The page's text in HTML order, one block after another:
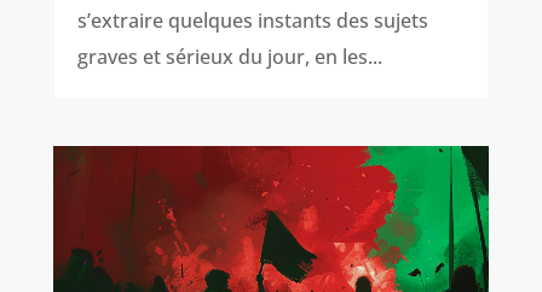
s’extraire quelques instants des sujets
graves et sérieux du jour, en les...